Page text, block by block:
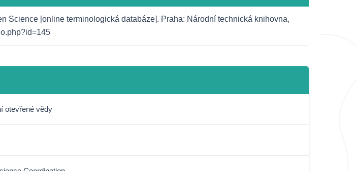
Science [online terminologická databáze]. Praha: Národní technická knihovna,
otevřené vědy